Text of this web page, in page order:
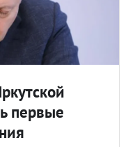
первые